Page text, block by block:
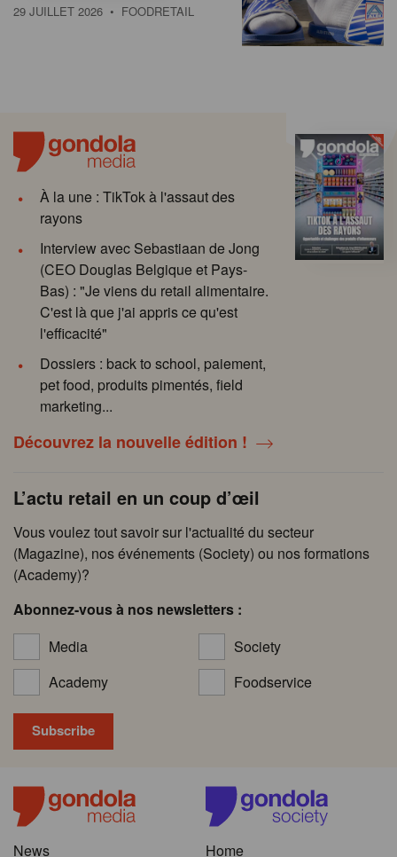
29 JUILLET 2026 • FOODRETAIL
À la une : TikTok à l'assaut des
rayons
Interview avec Sebastiaan de Jong
(CEO Douglas Belgique et Pays-
Bas) : "Je viens du retail alimentaire.
C'est là que j'ai appris ce qu'est
l'efficacité"
Dossiers : back to school, paiement,
pet food, produits pimentés, field
marketing...
Découvrez la nouvelle édition !
L’actu retail en un coup d’œil
Vous voulez tout savoir sur l'actualité du secteur
(Magazine), nos événements (Society) ou nos formations
(Academy)?
Abonnez-vous à nos newsletters :
Media
Society
Academy
Foodservice
News
Home